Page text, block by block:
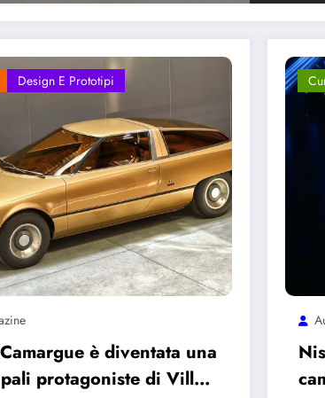
Design E Prototipi
è diventata una
protagoniste di Villa